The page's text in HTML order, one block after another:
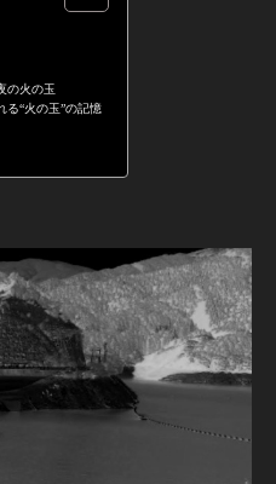
の火の玉
“火の玉”の記憶